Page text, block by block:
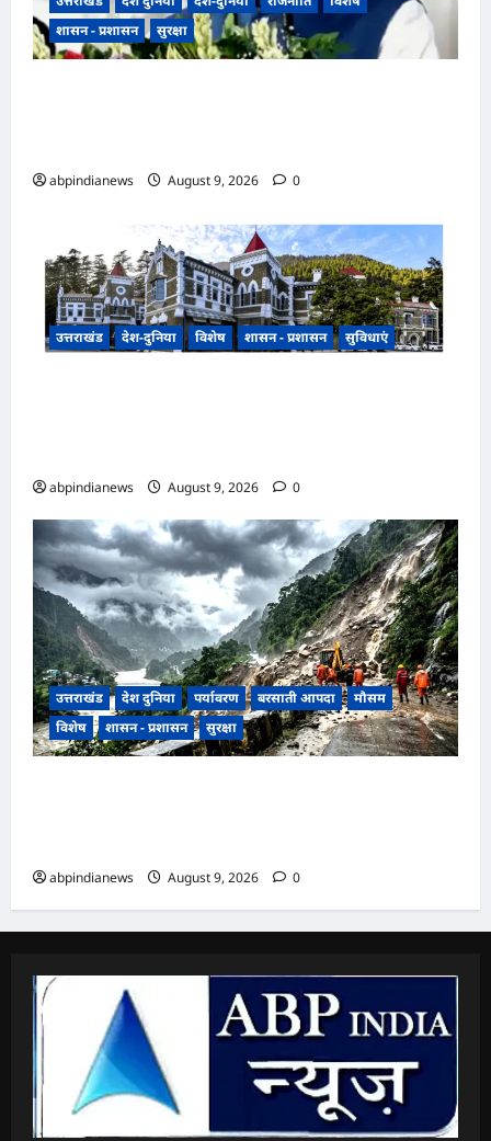
शासन - प्रशासन
सुरक्षा
abpindianews August 9, 2026 0
उत्तराखंड देश-दुनिया विशेष शासन - प्रशासन सुविधाएं
abpindianews August 9, 2026 0
उत्तराखंड देश दुनिया पर्यावरण बरसाती आपदा
मौसम
विशेष
शासन - प्रशासन सुरक्षा
abpindianews August 9, 2026 0